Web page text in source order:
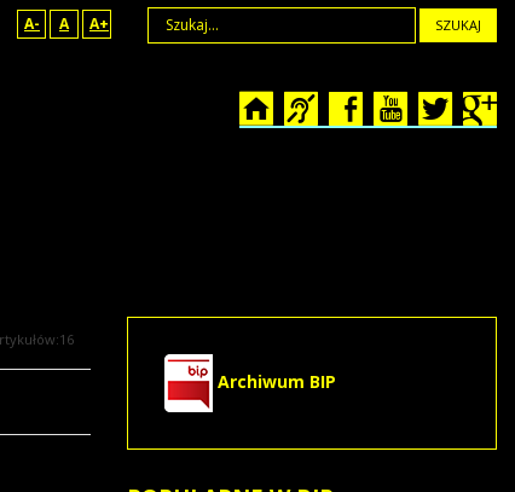
A- A A+ SZUKAJ
Archiwum BIP